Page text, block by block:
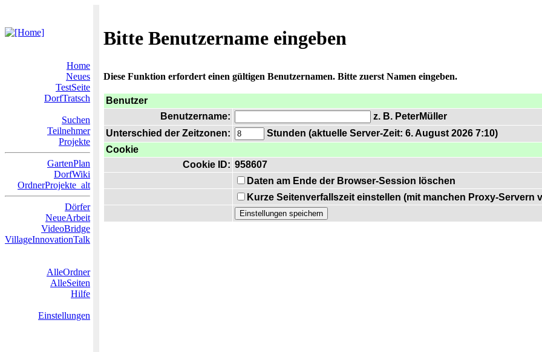
Bitte Benutzername eingeben
Home
Neues
TestSeite
DorfTratsch
Suchen
Teilnehmer
Projekte
GartenPlan
DorfWiki
OrdnerProjekte_alt
Dörfer
NeueArbeit
VideoBridge
VillageInnovationTalk
AlleOrdner
AlleSeiten
Hilfe
Einstellungen
Diese Funktion erfordert einen gültigen Benutzernamen. Bitte zuerst Namen eingeben.
Benutzer
Benutzername:
z. B. PeterMüller
Unterschied der Zeitzonen:
Stunden (aktuelle Server-Zeit: 6. August 2026 7:10)
Cookie
Cookie ID: 958607
Daten am Ende der Browser-Session löschen
Kurze Seitenverfallszeit einstellen (mit manchen Proxy-Servern